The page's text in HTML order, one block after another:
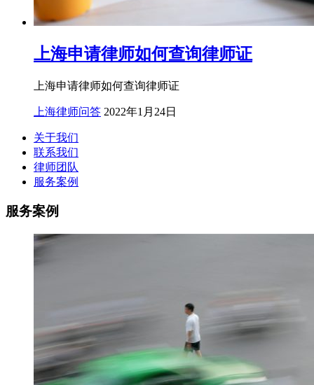
上海申请律师如何查询律师证
上海申请律师如何查询律师证
上海律师问答 2022年1月24日
关于我们
联系我们
律师团队
服务案例
服务案例